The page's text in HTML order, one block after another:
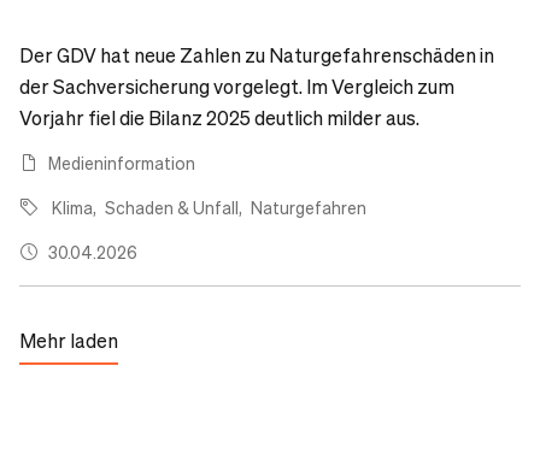
Der GDV hat neue Zahlen zu Naturgefahrenschäden in
der Sachversicherung vorgelegt. Im Vergleich zum
Vorjahr fiel die Bilanz 2025 deutlich milder aus.
Medieninformation
Klima Schaden & Unfall Naturgefahren
30.04.2026
Mehr laden